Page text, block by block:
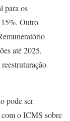
para os
15%. Outro
até 2025,
pode ser
o ICMS sobre